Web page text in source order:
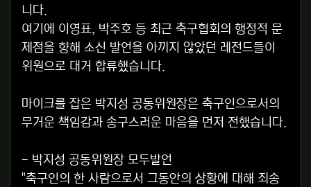
니다.
여기에 이영표, 박주호 등 최근 축구협회의 행정적 문
제점을 향해 소신 발언을 아끼지 않았던 레전드들이
위원으로 대거 합류했습니다.
마이크를 잡은 박지성 공동위원장은 축구인으로서의
무거운 책임감과 송구스러운 마음을 먼저 전했습니다.
- 박지성 공동위원장 모두발언
"축구인의 한 사람으로서 그동안의 상황에 대해 죄송